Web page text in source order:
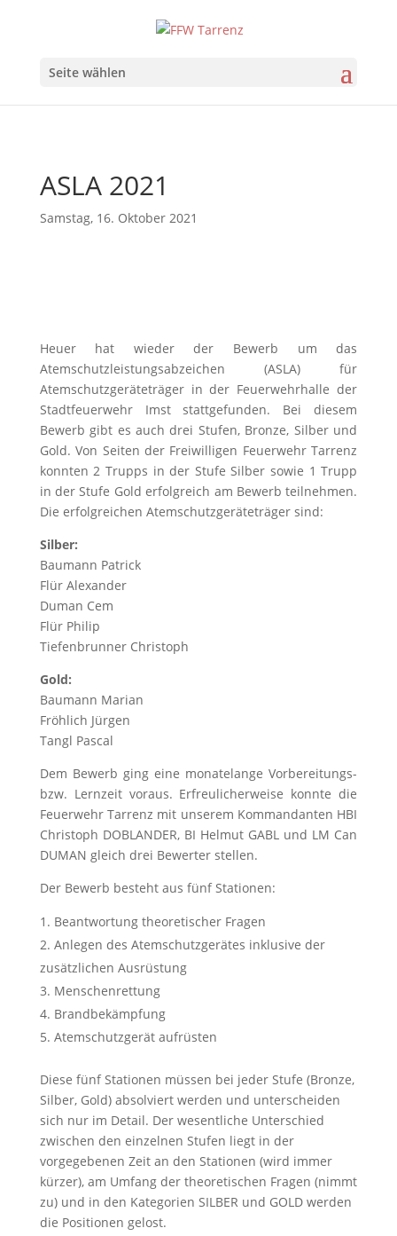
Seite wählen
ASLA 2021
Samstag, 16. Oktober 2021
Heuer hat wieder der Bewerb um das
Atemschutzleistungsabzeichen (ASLA) für
Atemschutzgeräteträger in der Feuerwehrhalle der
Stadtfeuerwehr Imst stattgefunden. Bei diesem
Bewerb gibt es auch drei Stufen, Bronze, Silber und
Gold. Von Seiten der Freiwilligen Feuerwehr Tarrenz
konnten 2 Trupps in der Stufe Silber sowie 1 Trupp
in der Stufe Gold erfolgreich am Bewerb teilnehmen.
Die erfolgreichen Atemschutzgeräteträger sind:
Silber:
Baumann Patrick
Flür Alexander
Duman Cem
Flür Philip
Tiefenbrunner Christoph
Gold:
Baumann Marian
Fröhlich Jürgen
Tangl Pascal
Dem Bewerb ging eine monatelange Vorbereitungs-
bzw. Lernzeit voraus. Erfreulicherweise konnte die
Feuerwehr Tarrenz mit unserem Kommandanten HBI
Christoph DOBLANDER, BI Helmut GABL und LM Can
DUMAN gleich drei Bewerter stellen.
Der Bewerb besteht aus fünf Stationen:
Beantwortung theoretischer Fragen
Anlegen des Atemschutzgerätes inklusive der
zusätzlichen Ausrüstung
Menschenrettung
Brandbekämpfung
Atemschutzgerät aufrüsten
Diese fünf Stationen müssen bei jeder Stufe (Bronze,
Silber, Gold) absolviert werden und unterscheiden
sich nur im Detail. Der wesentliche Unterschied
zwischen den einzelnen Stufen liegt in der
vorgegebenen Zeit an den Stationen (wird immer
kürzer), am Umfang der theoretischen Fragen (nimmt
zu) und in den Kategorien SILBER und GOLD werden
die Positionen gelost.